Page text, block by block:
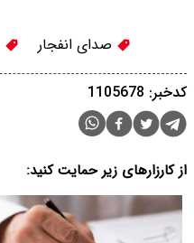
صدای انفجار
کدخبر: 1105678
از کارزارهای زیر حمایت کنید: